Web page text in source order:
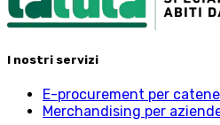
I nostri servizi
E-procurement per
Merchandising per